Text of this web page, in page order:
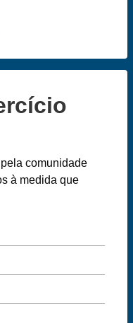
comunidade
à medida que